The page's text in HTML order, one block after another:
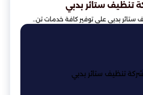
تنظيف ستائر بدبي
بدبي على توفير كافة خدمات تن..